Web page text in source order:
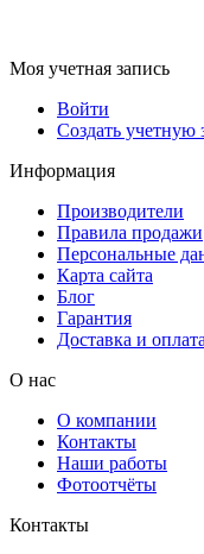
Моя учетная запись
Войти
Создать учетную
Информация
Производители
Правила продажи
Персональные
Карта сайта
Блог
Гарантия
Доставка и оплата
О нас
О компании
Контакты
Наши работы
Фотоотчёты
Контакты